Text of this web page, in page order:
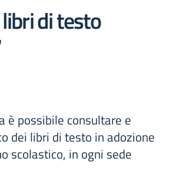
di testo
è possibile consultare e
dei libri di testo in adozione
scolastico, in ogni sede